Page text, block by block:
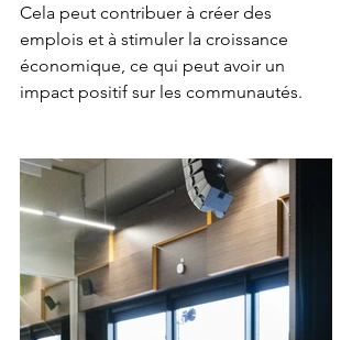
Cela peut contribuer à créer des
emplois et à stimuler la croissance
économique, ce qui peut avoir un
impact positif sur les communautés.